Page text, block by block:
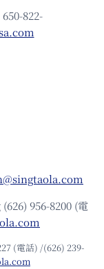
822-
(626) 956-8200 (電
(電話) /(626) 239-